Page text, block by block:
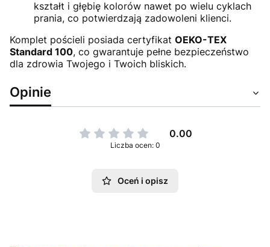
kształt i głębię kolorów nawet po wielu cyklach
prania, co potwierdzają zadowoleni klienci.
Komplet pościeli posiada certyfikat OEKO-TEX
Standard 100, co gwarantuje pełne bezpieczeństwo
dla zdrowia Twojego i Twoich bliskich.
Opinie
0.00
Liczba ocen: 0
Oceń i opisz